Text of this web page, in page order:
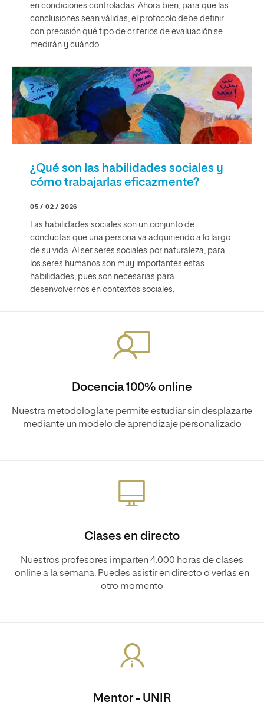
en condiciones controladas. Ahora bien, para que las
conclusiones sean válidas, el protocolo debe definir
con precisión qué tipo de criterios de evaluación se
medirán y cuándo.
¿Qué son las habilidades sociales y
cómo trabajarlas eficazmente?
05 / 02 / 2026
Las habilidades sociales son un conjunto de
conductas que una persona va adquiriendo a lo largo
de su vida. Al ser seres sociales por naturaleza, para
los seres humanos son muy importantes estas
habilidades, pues son necesarias para
desenvolvernos en contextos sociales.
Docencia 100% online
Nuestra metodología te permite estudiar sin desplazarte
mediante un modelo de aprendizaje personalizado
Clases en directo
Nuestros profesores imparten 4.000 horas de clases
online a la semana. Puedes asistir en directo o verlas en
otro momento
Mentor - UNIR